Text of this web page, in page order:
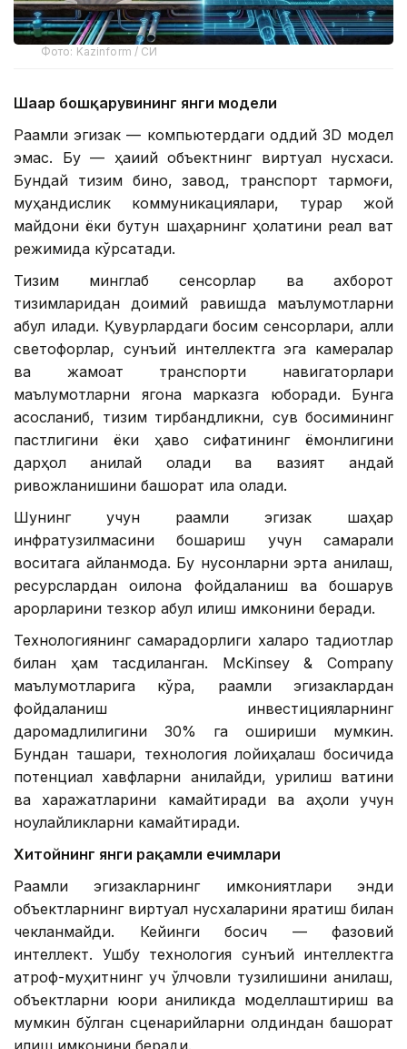
Фото: Kazinform / СИ
Шаҳар бошқарувининг янги модели
Рақамли эгизак — компьютердаги оддий 3D модел
эмас. Бу — ҳақиқий объектнинг виртуал нусхаси.
Бундай тизим бино, завод, транспорт тармоғи,
муҳандислик коммуникациялари, турар жой
майдони ёки бутун шаҳарнинг ҳолатини реал вақт
режимида кўрсатади.
Тизим минглаб сенсорлар ва ахборот
тизимларидан доимий равишда маълумотларни
қабул қилади. Қувурлардаги босим сенсорлари, ақлли
светофорлар, сунъий интеллектга эга камералар
ва жамоат транспорти навигаторлари
маълумотларни ягона марказга юборади. Бунга
асосланиб, тизим тирбандликни, сув босимининг
пастлигини ёки ҳаво сифатининг ёмонлигини
дарҳол аниқлай олади ва вазият қандай
ривожланишини башорат қила олади.
Шунинг учун рақамли эгизак шаҳар
инфратузилмасини бошқариш учун самарали
воситага айланмоқда. Бу нуқсонларни эрта аниқлаш,
ресурслардан оқилона фойдаланиш ва бошқарув
қарорларини тезкор қабул қилиш имконини беради.
Технологиянинг самарадорлиги халқаро тадқиқотлар
билан ҳам тасдиқланган. McKinsey & Company
маълумотларига кўра, рақамли эгизаклардан
фойдаланиш инвестицияларнинг
даромадлилигини 30% га ошириши мумкин.
Бундан ташқари, технология лойиҳалаш босқичида
потенциал хавфларни аниқлайди, қурилиш вақтини
ва харажатларини камайтиради ва аҳоли учун
ноқулайликларни камайтиради.
Хитойнинг янги рақамли ечимлари
Рақамли эгизакларнинг имкониятлари энди
объектларнинг виртуал нусхаларини яратиш билан
чекланмайди. Кейинги босқич — фазовий
интеллект. Ушбу технология сунъий интеллектга
атроф-муҳитнинг уч ўлчовли тузилишини аниқлаш,
объектларни юқори аниқликда моделлаштириш ва
мумкин бўлган сценарийларни олдиндан башорат
қилиш имконини беради.